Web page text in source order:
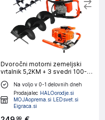
Dvoročni motorni zemeljski
vrtalnik 5,2KM + 3 svedri 100-
150-200mm
Na voljo v 0-1 delovnih dneh
Prodajalec HALOorodje.si
MOJAoprema.si LEDsvet.si
Eigraca.si
99